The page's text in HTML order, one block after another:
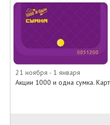
21 ноября - 1 января
Акции 1000 и одна сумка.